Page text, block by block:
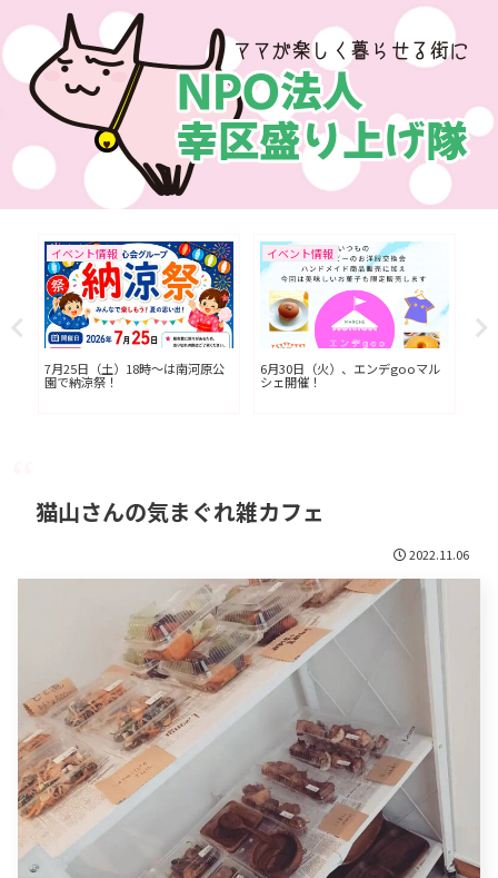
イベント情報
7月25日（土）18時〜は南河原公
園で納涼祭！
イベント情報
6月30日（火）、エンデgooマル
シェ開催！
猫山さんの気まぐれ雑カフェ
2022.11.06